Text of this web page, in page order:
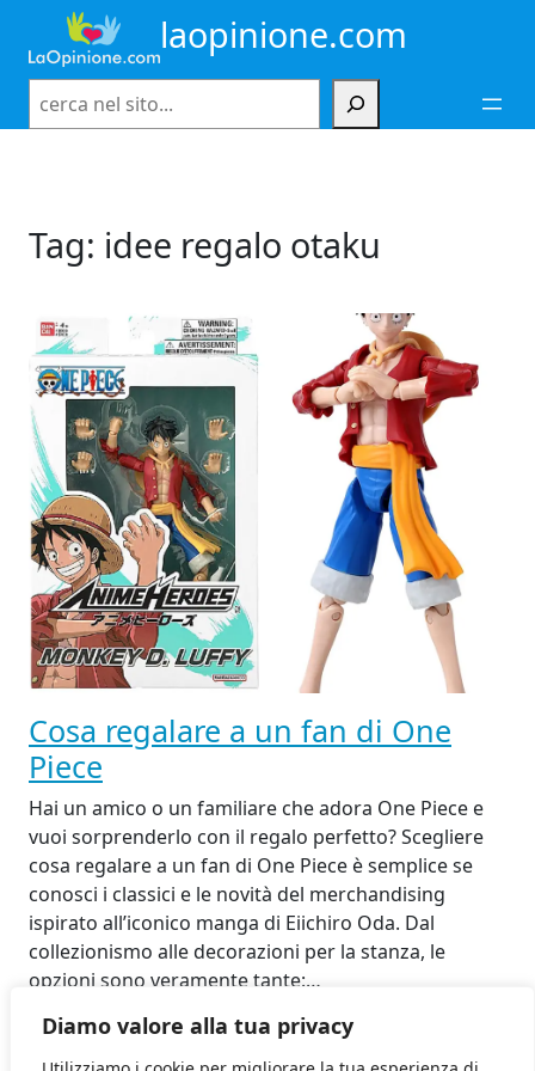
Diamo valore alla tua privacy
contenuto
laopinione.com
Tag: idee regalo otaku
Cosa regalare a un fan di One
Piece
Hai un amico o un familiare che adora One Piece e
vuoi sorprenderlo con il regalo perfetto? Scegliere
cosa regalare a un fan di One Piece è semplice se
conosci i classici e le novità del merchandising
ispirato all’iconico manga di Eiichiro Oda. Dal
collezionismo alle decorazioni per la stanza, le
opzioni sono veramente tante:…